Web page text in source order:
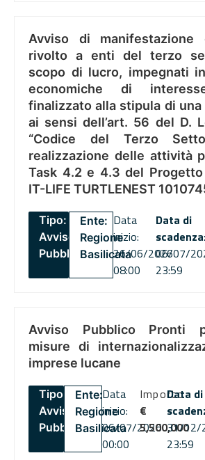
Avviso di manifestazione
rivolto a enti del terzo
scopo di lucro, impegnati
economiche di
finalizzato alla stipula di una
ai sensi dell’art. 56 del D.
“Codice del Terzo
realizzazione delle attività
Task 4.2 e 4.3 del Progetto
IT-LIFE TURTLENEST
Tipo:
Avviso
Pubblico
Ente:
Regione
Basilicata
Data
inizio:
26/06/2026
08:00
Data di
scadenza:
06/07/
23:59
Avviso Pubblico Pronti
misure di
imprese lucane
Tipo:
Avviso
Pubblico
Ente:
Regione
Basilicata
Data
inizio:
06/07/2026
00:00
Importo
€
5,500,000
Data di
31/12/
23:59